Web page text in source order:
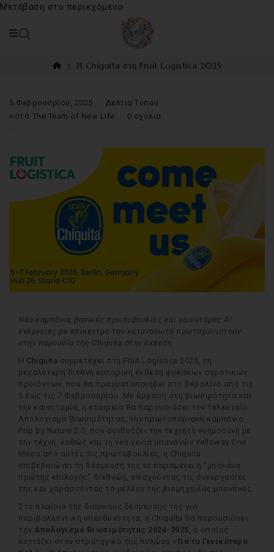
Μετάβαση στο περιεχόμενο
Η Chiquita στη Fruit Logistica 2025
5 Φεβρουαρίου, 2025 Δελτία Τύπου
κατά The Team of New Life 0 σχόλια
Νέα καμπάνια, βασικές πρωτοβουλίες και καινοτόμες AI
ενέργειες με επίκεντρο τον καταναλωτή πρωταγωνιστούν
στην παρουσία της Chiquita στην έκθεση.
Η Chiquita συμμετέχει στη Fruit Logistica 2025, τη
μεγαλύτερη διεθνή εμπορική έκθεση φρέσκων αγροτικών
προϊόντων, που θα πραγματοποιηθεί στο Βερολίνο από τις
5 έως τις 7 Φεβρουαρίου. Με έμφαση στη βιωσιμότητα και
την καινοτομία, η εταιρεία θα παρουσιάσει τον τελευταίο
Απολογισμό Βιωσιμότητας, την πρωτοποριακή καμπάνια
Pop by Nature 2.0, που συνδυάζει την τεχνητή νοημοσύνη με
την τέχνη, καθώς και τη νέα γενιά μπανανών Yelloway One.
Μέσα από αυτές τις πρωτοβουλίες, η Chiquita
επιβεβαιώνει τη δέσμευσή της να παραμένει η “μπανάνα
πρώτης επιλογής” διεθνώς, ενισχύοντας τις συνεργασίες
της και χαράσσοντας το μέλλον της βιομηχανίας μπανάνας.
Στο πλαίσιο της διαρκούς δέσμευσής της για
περιβαλλοντική υπευθυνότητα, η Chiquita θα παρουσιάσει
τον Απολογισμό Βιωσιμότητας 2024-2025 , ο οποίος
εστιάζει στον στρατηγικό της πυλώνα «Για το Γενικότερο